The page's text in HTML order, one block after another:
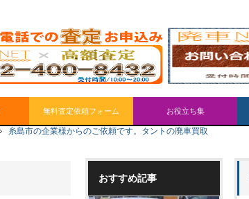
無料査定依頼フォーム お役立ち集
糸島市の企業様からのご依頼です。タントの廃車買取
おすすめ記事